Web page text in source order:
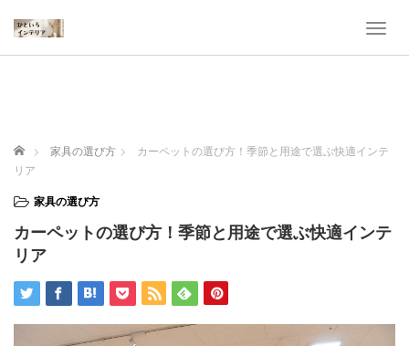
T
a
a
ホーム 家具の選び方
カーペットの選び方！季節と用途で選ぶ快適インテ
リア
家具の選び方
カーペットの選び方！季節と用途で選ぶ快適インテ
リア